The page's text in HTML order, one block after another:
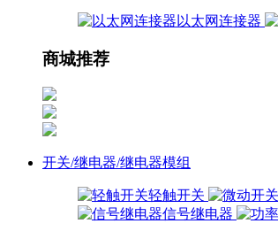
以太网连接器
商城推荐
开关/继电器/继电器模组
轻触开关
信号继电器